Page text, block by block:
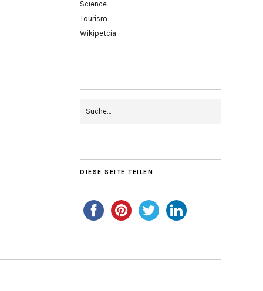
Science
Tourism
Wikipetcia
DIESE SEITE TEILEN